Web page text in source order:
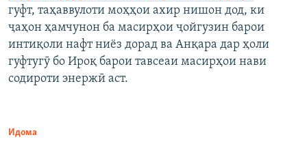
гуфт, таҳаввулоти моҳҳои ахир нишон дод, ки
ҷаҳон ҳамчунон ба масирҳои ҷойгузин барои
интиқоли нафт ниёз дорад ва Анқара дар ҳоли
гуфтугӯ бо Ироқ барои тавсеаи масирҳои нави
содироти энержӣ аст.
Идома